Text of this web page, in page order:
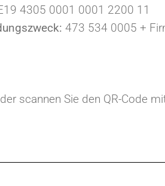
4305 0001 0001 2200 11
473 534 0005 +
scannen Sie den QR-Code